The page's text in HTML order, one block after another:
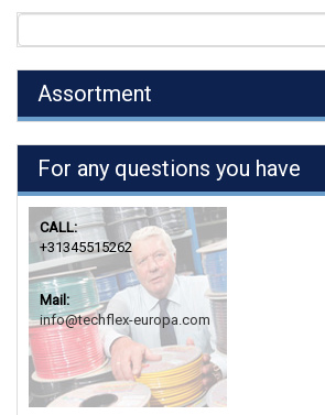
Assortment
For any questions you have
CALL:
+31345515262
Mail:
info@techflex-europa.com